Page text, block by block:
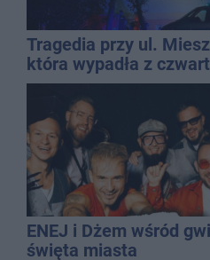
Tragedia przy ul.
która wypadła z
ENEJ i Dżem wśród
święta miasta